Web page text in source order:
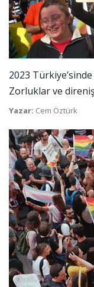
2023
Zorluklar ve direniş
Yazar: Cem Öztürk